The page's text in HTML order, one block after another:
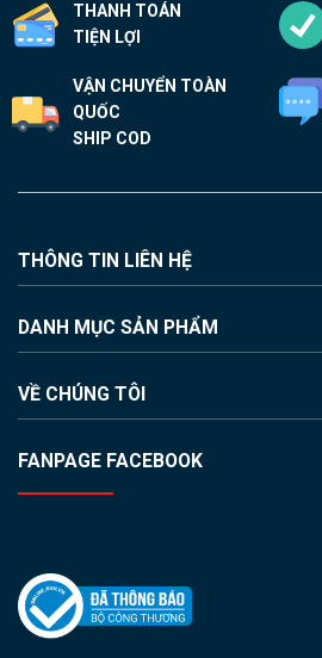
THANH TOÁN
TIỆN LỢI
VẬN CHUYỂN TOÀN
QUỐC
SHIP COD
THÔNG TIN LIÊN HỆ
DANH MỤC SẢN PHẨM
VỀ CHÚNG TÔI
FANPAGE FACEBOOK